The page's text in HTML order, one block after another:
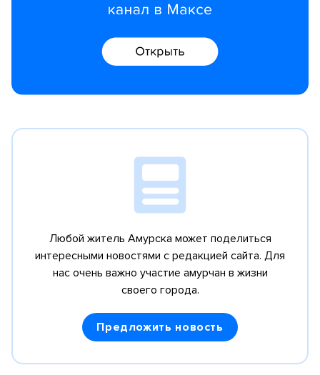
Любой житель Амурска может поделиться
интересными новостями с редакцией сайта. Для
нас очень важно участие амурчан в жизни
своего города.
Предложить новость